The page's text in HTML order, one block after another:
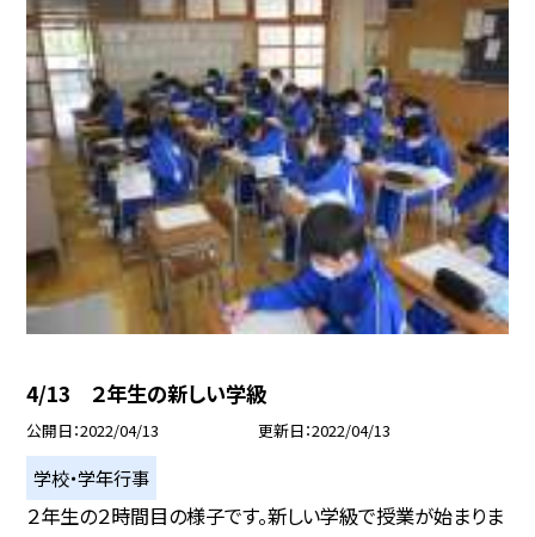
4/13 ２年生の新しい学級
公開日 2022/04/13 更新日 2022/04/13
学校・学年行事
２年生の２時間目の様子です。新しい学級で授業が始まりま